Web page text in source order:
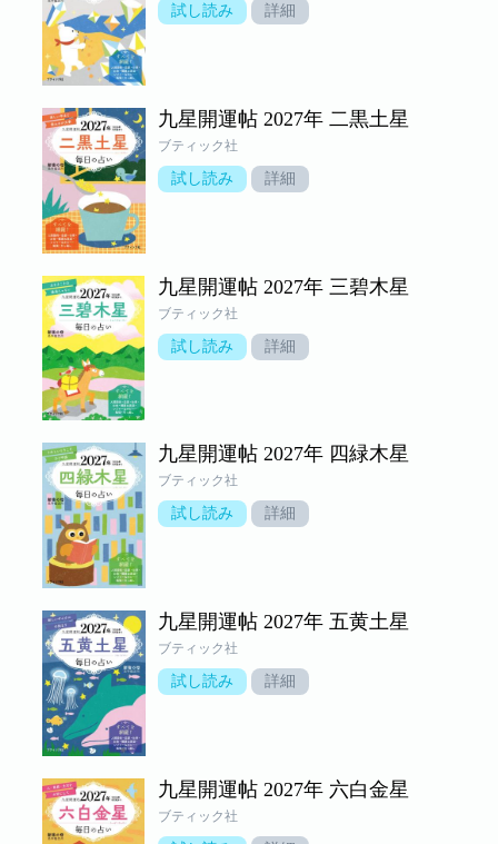
試し読み 詳細
九星開運帖 2027年 二黒土星
ブティック社
試し読み 詳細
九星開運帖 2027年 三碧木星
ブティック社
試し読み 詳細
九星開運帖 2027年 四緑木星
ブティック社
試し読み 詳細
九星開運帖 2027年 五黄土星
ブティック社
試し読み 詳細
九星開運帖 2027年 六白金星
ブティック社